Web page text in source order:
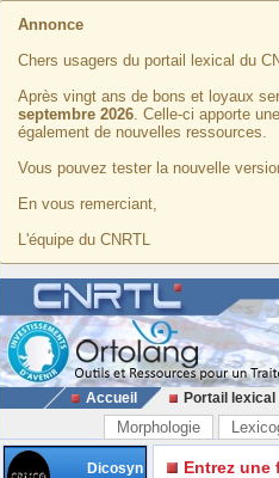
Annonce
Chers usagers du portail lexical du
Après vingt ans de bons et loyaux
septembre 2026. Celle-ci apporte
également de nouvelles ressources.
Vous pouvez tester la nouvelle
En vous remerciant,
L'équipe du CNRTL
Accueil Portail lexical
Morphologie
Dicosyn
Entrez une